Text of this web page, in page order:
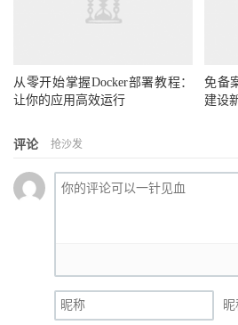
从零开始掌握Docker部署教程：
让你的应用高效运行
免备
建设
评论 抢沙发